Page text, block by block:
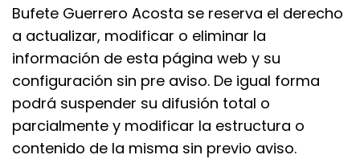
Bufete Guerrero Acosta se reserva el derecho
a actualizar, modificar o eliminar la
información de esta página web y su
configuración sin pre aviso. De igual forma
podrá suspender su difusión total o
parcialmente y modificar la estructura o
contenido de la misma sin previo aviso.